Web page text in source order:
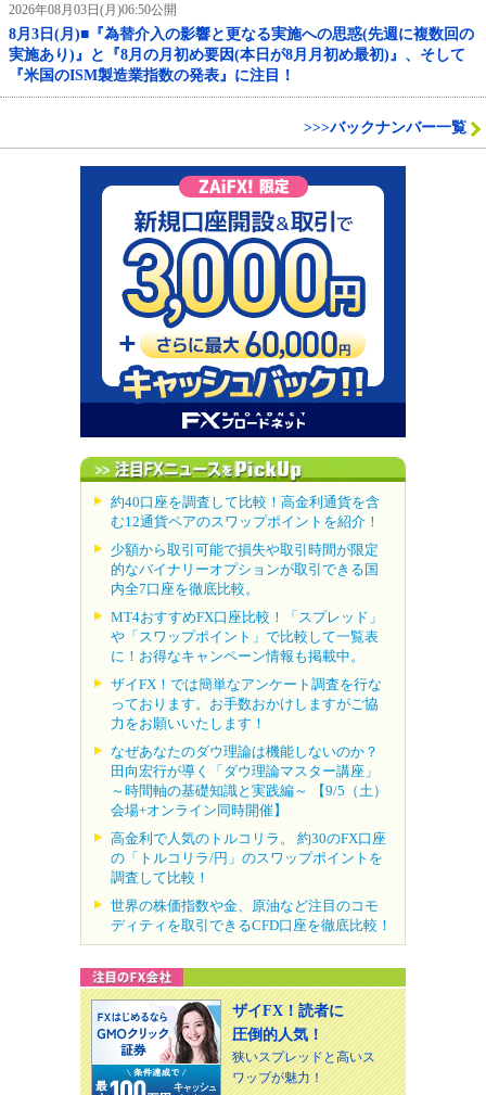
2026年08月03日(月)06:50公開
8月3日(月)■『為替介入の影響と更なる実施への思惑(先週に複数回の
実施あり)』と『8月の月初め要因(本日が8月月初め最初)』、そして
『米国のISM製造業指数の発表』に注目！
>>>バックナンバー一覧
約40口座を調査して比較！高金利通貨を含
む12通貨ペアのスワップポイントを紹介！
少額から取引可能で損失や取引時間が限定
的なバイナリーオプションが取引できる国
内全7口座を徹底比較。
MT4おすすめFX口座比較！「スプレッド」
や「スワップポイント」で比較して一覧表
に！お得なキャンペーン情報も掲載中。
ザイFX！では簡単なアンケート調査を行な
っております。お手数おかけしますがご協
力をお願いいたします！
なぜあなたのダウ理論は機能しないのか？
田向宏行が導く「ダウ理論マスター講座」
～時間軸の基礎知識と実践編～ 【9/5（土）
会場+オンライン同時開催】
高金利で人気のトルコリラ。 約30のFX口座
の「トルコリラ/円」のスワップポイントを
調査して比較！
世界の株価指数や金、原油など注目のコモ
ディティを取引できるCFD口座を徹底比較！
ザイFX！読者に
圧倒的人気！
狭いスプレッドと高いス
ワップが魅力！